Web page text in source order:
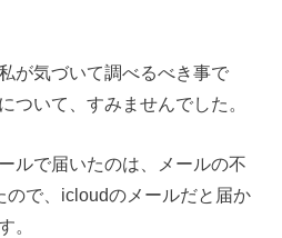
が気づいて調べるべき事で
ついて、すみませんでした。
ルで届いたのは、メールの不
ので、icloudのメールだと届か
。